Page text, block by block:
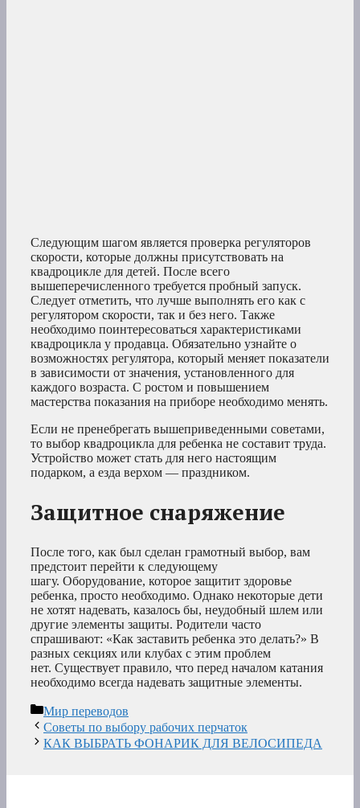
Следующим шагом является проверка регуляторов
скорости, которые должны присутствовать на
квадроцикле для детей. После всего
вышеперечисленного требуется пробный запуск.
Следует отметить, что лучше выполнять его как с
регулятором скорости, так и без него. Также
необходимо поинтересоваться характеристиками
квадроцикла у продавца. Обязательно узнайте о
возможностях регулятора, который меняет показатели
в зависимости от значения, установленного для
каждого возраста. С ростом и повышением
мастерства показания на приборе необходимо менять.
Если не пренебрегать вышеприведенными советами,
то выбор квадроцикла для ребенка не составит труда.
Устройство может стать для него настоящим
подарком, а езда верхом — праздником.
Защитное снаряжение
После того, как был сделан грамотный выбор, вам
предстоит перейти к следующему
шагу. Оборудование, которое защитит здоровье
ребенка, просто необходимо. Однако некоторые дети
не хотят надевать, казалось бы, неудобный шлем или
другие элементы защиты. Родители часто
спрашивают: «Как заставить ребенка это делать?» В
разных секциях или клубах с этим проблем
нет. Существует правило, что перед началом катания
необходимо всегда надевать защитные элементы.
Рубрики
Мир переводов
Советы по выбору рабочих перчаток
КАК ВЫБРАТЬ ФОНАРИК ДЛЯ ВЕЛОСИПЕДА